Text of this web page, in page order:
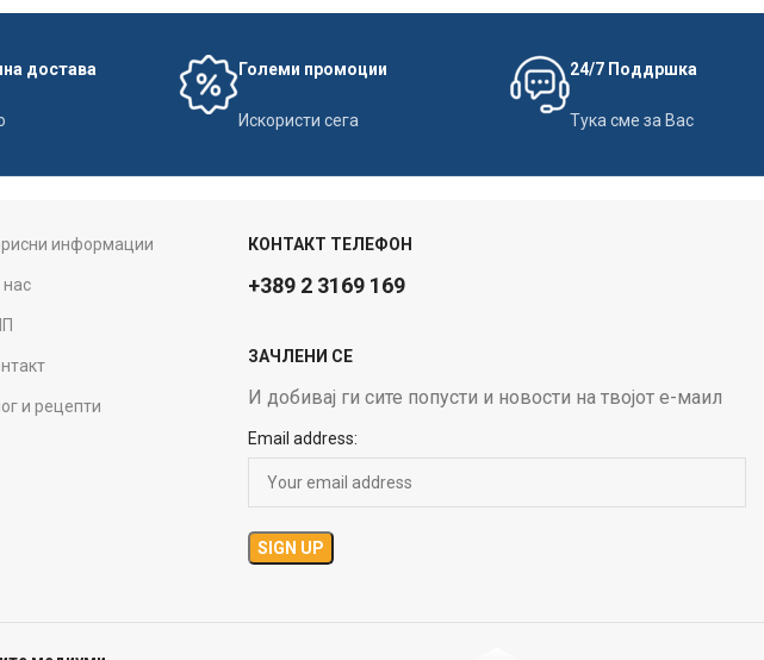
достава Големи промоции
Искористи сега
24/7 Поддршка
Тука сме за Вас
информации
нас
и рецепти
КОНТАКТ ТЕЛЕФОН
+389 2 3169 169
ЗАЧЛЕНИ СЕ
И добивај ги сите попусти и новости на твојот е-маил
Email address: